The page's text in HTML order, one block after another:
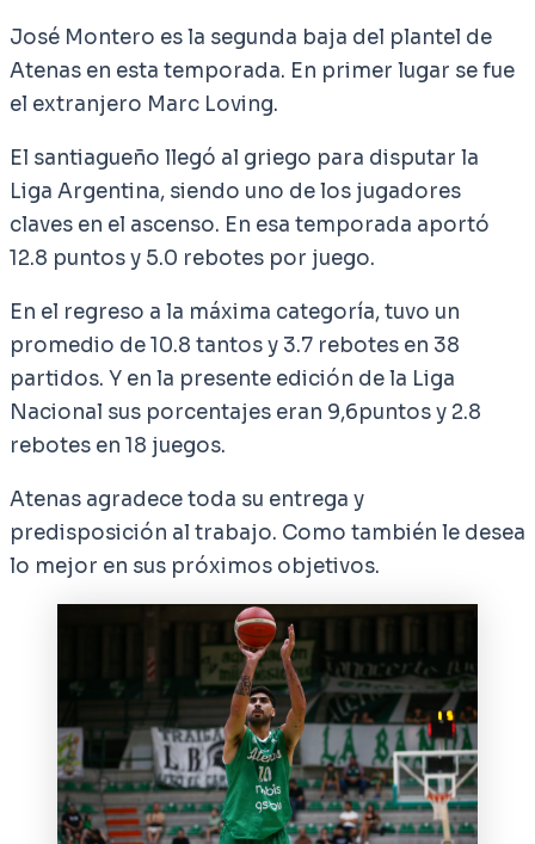
José Montero es la segunda baja del plantel de
Atenas en esta temporada. En primer lugar se fue
el extranjero Marc Loving.
El santiagueño llegó al griego para disputar la
Liga Argentina, siendo uno de los jugadores
claves en el ascenso. En esa temporada aportó
12.8 puntos y 5.0 rebotes por juego.
En el regreso a la máxima categoría, tuvo un
promedio de 10.8 tantos y 3.7 rebotes en 38
partidos. Y en la presente edición de la Liga
Nacional sus porcentajes eran 9,6puntos y 2.8
rebotes en 18 juegos.
Atenas agradece toda su entrega y
predisposición al trabajo. Como también le desea
lo mejor en sus próximos objetivos.